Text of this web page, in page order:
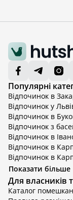
Популярні
Відпочинок в
Відпочинок у
Відпочинок в
Відпочинок з
Відпочинок в
Відпочинок в
Відпочинок в
Відпочинок в
Відпочинок в
Відпочинок в
Відпочинок у
Показати більше
Для власників
Каталог